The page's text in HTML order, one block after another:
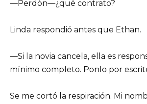
—Perdón—¿qué contrato?
Linda respondió antes que Ethan.
—Si la novia cancela, ella es
mínimo completo. Ponlo por
Se me cortó la respiración. Mi